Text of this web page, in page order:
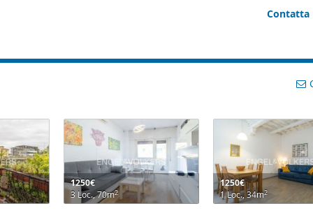
Contatta
1250€
3 Loc., 70m2
1250€
1 Loc., 34m2